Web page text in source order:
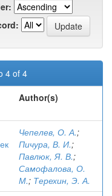
4 of 4
Author(s)
Чепелев, О. А.;
Пичура, В. И.;
Павлюк, Я. В.;
Самофалова, О.
М.; Терехин, Э. А.